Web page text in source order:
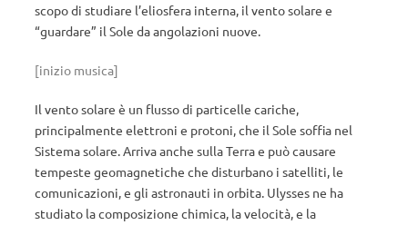
scopo di studiare l’eliosfera interna, il vento solare e
“guardare” il Sole da angolazioni nuove.
[inizio musica]
Il vento solare è un flusso di particelle cariche,
principalmente elettroni e protoni, che il Sole soffia nel
Sistema solare. Arriva anche sulla Terra e può causare
tempeste geomagnetiche che disturbano i satelliti, le
comunicazioni, e gli astronauti in orbita. Ulysses ne ha
studiato la composizione chimica, la velocità, e la